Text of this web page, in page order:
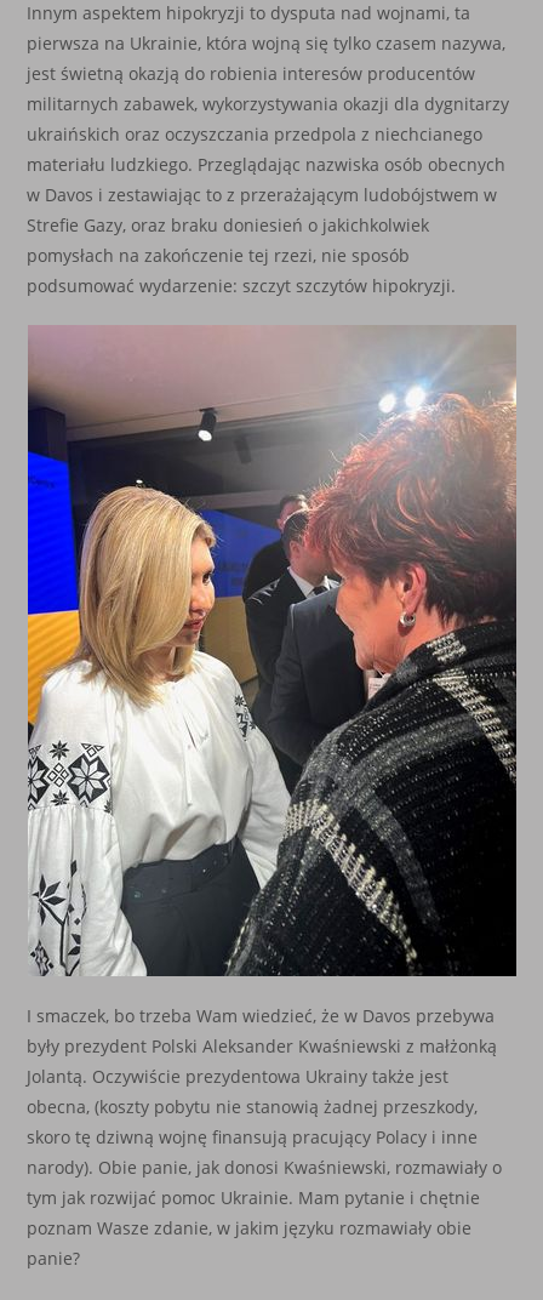
Innym aspektem hipokryzji to dysputa nad wojnami, ta
pierwsza na Ukrainie, która wojną się tylko czasem nazywa,
jest świetną okazją do robienia interesów producentów
militarnych zabawek, wykorzystywania okazji dla dygnitarzy
ukraińskich oraz oczyszczania przedpola z niechcianego
materiału ludzkiego. Przeglądając nazwiska osób obecnych
w Davos i zestawiając to z przerażającym ludobójstwem w
Strefie Gazy, oraz braku doniesień o jakichkolwiek
pomysłach na zakończenie tej rzezi, nie sposób
podsumować wydarzenie: szczyt szczytów hipokryzji.
I smaczek, bo trzeba Wam wiedzieć, że w Davos przebywa
były prezydent Polski Aleksander Kwaśniewski z małżonką
Jolantą. Oczywiście prezydentowa Ukrainy także jest
obecna, (koszty pobytu nie stanowią żadnej przeszkody,
skoro tę dziwną wojnę finansują pracujący Polacy i inne
narody). Obie panie, jak donosi Kwaśniewski, rozmawiały o
tym jak rozwijać pomoc Ukrainie. Mam pytanie i chętnie
poznam Wasze zdanie, w jakim języku rozmawiały obie
panie?